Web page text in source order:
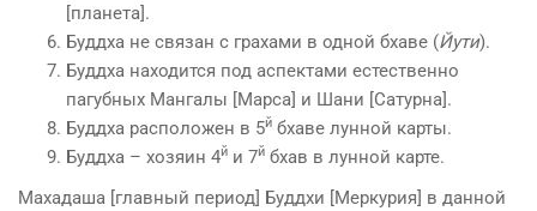
[планета].
Буддха не связан с грахами в одной бхаве (Йути).
Буддха находится под аспектами естественно
пагубных Мангалы [Марса] и Шани [Сатурна].
Буддха расположен в 5й бхаве лунной карты.
Буддха – хозяин 4й и 7й бхав в лунной карте.
Махадаша [главный период] Буддхи [Меркурия] в данной